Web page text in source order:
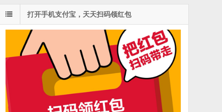
打开手机支付宝，天天扫码领红包